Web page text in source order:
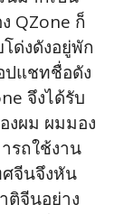
QZone ก็
ด่งดังอยู่พัก
ปแชทชื่อดัง
จึงได้รับ
งผม ผมมอง
รถใช้งาน
จีนจึงหัน
ติจีนอย่าง